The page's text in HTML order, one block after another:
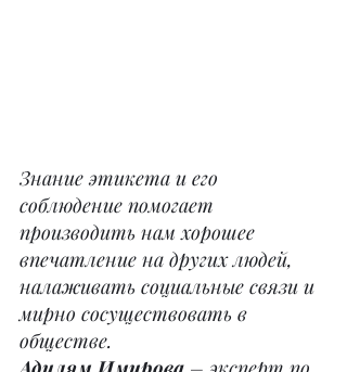
Знание этикета и его
соблюдение помогает
производить нам хорошее
впечатление на других людей,
налаживать социальные связи и
мирно сосуществовать в
обществе.